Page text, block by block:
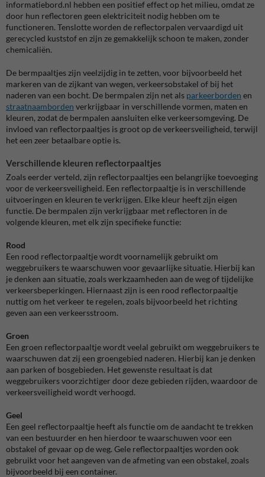
informatiebord.nl hebben een positief effect op het milieu, omdat ze
door hun reflectoren geen elektriciteit nodig hebben om te
functioneren. Tenslotte worden de reflectorpalen vervaardigd uit
gerecycled kuststof en zijn ze gemakkelijk schoon te maken, zonder
chemicaliën.
De bermpaaltjes zijn veelzijdig in te zetten, voor bijvoorbeeld het
markeren van de zijkant van wegen, verkeersobstakel of bij het
naderen van een bocht. De bermpalen zijn net als parkeerborden en
straatnaamborden verkrijgbaar in verschillende vormen, maten en
kleuren, zodat de bermpalen aansluiten elke verkeersomgeving. De
invloed van reflectorpaaltjes is groot op de verkeersveiligheid, terwijl
het een zeer betaalbare optie is.
Verschillende kleuren reflectorpaaltjes
Zoals eerder verteld, zijn reflectorpaaltjes een belangrijke toevoeging
voor de verkeersveiligheid. Een reflectorpaaltje is in verschillende
uitvoeringen en kleuren te verkrijgen. Elke kleur heeft zijn eigen
functie. De bermpalen zijn verkrijgbaar met reflectoren in de
volgende kleuren, met elk zijn specifieke functie:
Rood
Een rood reflectorpaaltje wordt voornamelijk gebruikt om
weggebruikers te waarschuwen voor gevaarlijke situatie. Hierbij kan
je denken aan situatie, zoals werkzaamheden aan de weg of tijdelijke
verkeersbeperkingen. Hiernaast zijn is een rood reflectorpaaltje
nuttig om het verkeer te regelen, zoals bijvoorbeeld het richting
geven aan een verkeersstroom.
Groen
Een groen reflectorpaaltje wordt veelal gebruikt om weggebruikers te
waarschuwen dat zij een groengebied naderen. Hierbij kan je denken
aan parken of bosgebieden. Het gewenste resultaat is dat
weggebruikers voorzichtiger door deze gebieden rijden, waardoor de
verkeersveiligheid wordt verhoogd.
Geel
Een geel reflectorpaaltje heeft als functie om de aandacht te trekken
van een bestuurder en hen hierdoor te waarschuwen voor een
obstakel of gevaar op de weg. Gele reflectorpaaltjes worden ook
gebruikt voor het aangeven van de afmeting van een obstakel, zoals
bijvoorbeeld bij een container.